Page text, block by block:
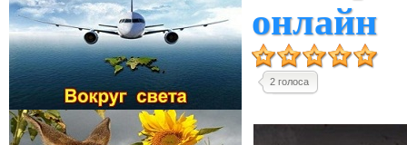
онлайн
2 голоса